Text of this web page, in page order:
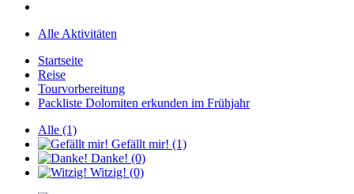
Alle Aktivitäten
Startseite
Reise
Tourvorbereitung
Packliste Dolomiten erkunden im Frühjahr
Alle (1)
Gefällt mir! (1)
Danke! (0)
Witzig! (0)